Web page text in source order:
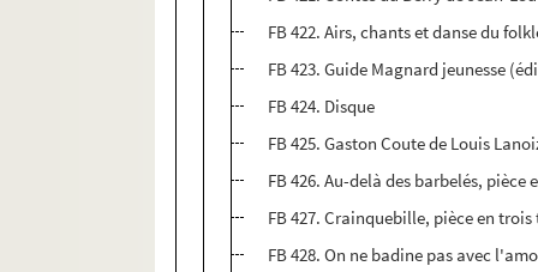
FB 422. Airs, chants et danse du
FB 423. Guide Magnard jeunesse
FB 424. Disque
FB 425. Gaston Coute de Louis
FB 426. Au-delà des barbelés,
FB 427. Crainquebille, pièce en
FB 428. On ne badine pas avec